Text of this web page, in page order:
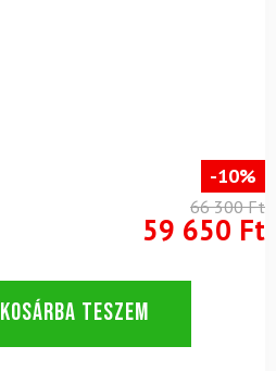
-10%
66 300 Ft
59 650 Ft
KOSÁRBA TESZEM